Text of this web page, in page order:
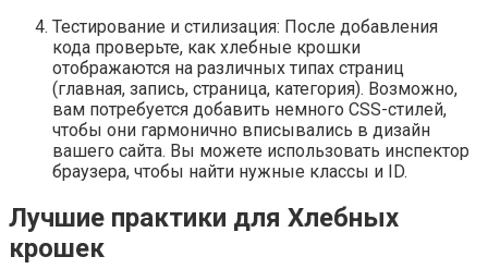
Тестирование и стилизация: После добавления
кода проверьте, как хлебные крошки
отображаются на различных типах страниц
(главная, запись, страница, категория). Возможно,
вам потребуется добавить немного CSS-стилей,
чтобы они гармонично вписывались в дизайн
вашего сайта. Вы можете использовать инспектор
браузера, чтобы найти нужные классы и ID.
Лучшие практики для Хлебных
крошек